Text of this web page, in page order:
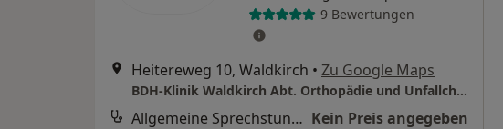
9 Bewertungen
Heitereweg 10, Waldkirch • Zu Google Maps
BDH-Klinik Waldkirch Abt. Orthopädie und Unfallchirurgie
Allgemeine Sprechstunde Kein Preis angegeben